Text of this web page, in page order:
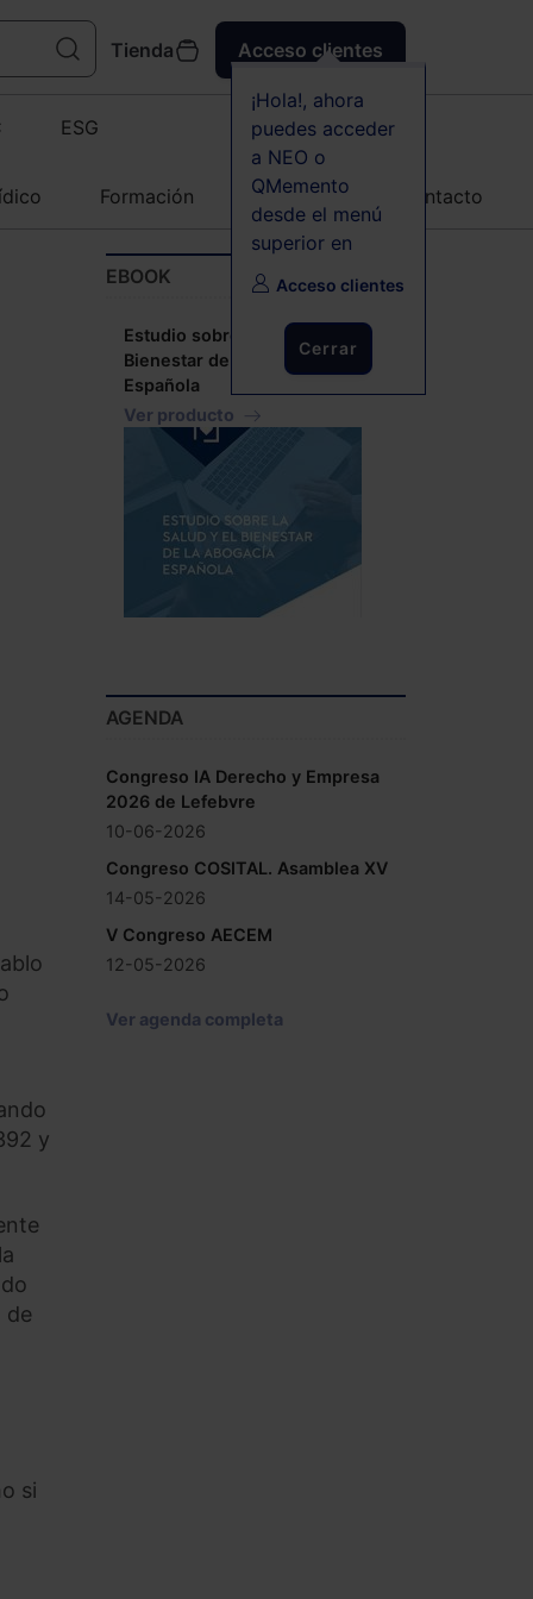
Tienda Acceso clientes
¡Hola!, ahora
puedes acceder
a NEO o
QMemento
desde el menú
superior en
Acceso clientes
Cerrar
ESG
Formación Agenda Contacto
y
de
si
EBOOK
Estudio sobre la Salud y el
Bienestar de la Abogacía
Española
Ver producto
AGENDA
Congreso IA Derecho y Empresa
2026 de Lefebvre
10-06-2026
Congreso COSITAL. Asamblea XV
14-05-2026
V Congreso AECEM
12-05-2026
Ver agenda completa